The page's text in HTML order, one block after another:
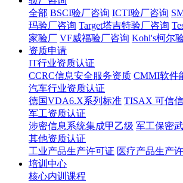
全部 BSCI验厂咨询 ICTI验厂咨询
玛验厂咨询 Target塔吉特验厂咨询
家验厂 VF威福验厂咨询 Kohl's柯尔
资质申请
IT行业资质认证
CCRC信息安全服务资质 CMMI软件
汽车行业资质认证
德国VDA6.X系列标准 TISAX 可信
军工资质认证
涉密信息系统集成甲乙级 军工保密
其他资质认证
工业产品生产许可证 医疗产品生产
培训中心
核心内训课程